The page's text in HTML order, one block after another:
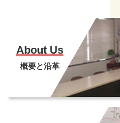
About Us
概要と沿革